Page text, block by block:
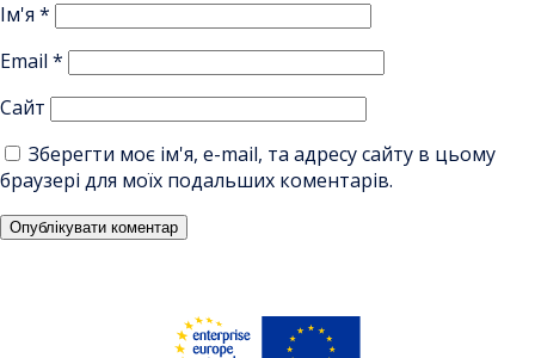
Ім'я *
Email *
Сайт
Зберегти моє ім'я, e-mail, та адресу сайту в цьому
браузері для моїх подальших коментарів.